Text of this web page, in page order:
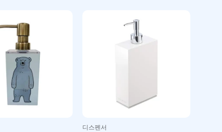
디스펜서